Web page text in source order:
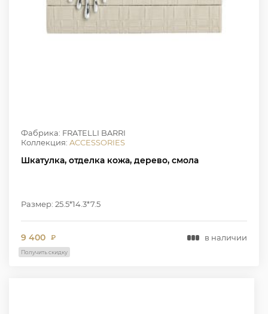
Фабрика: FRATELLI BARRI
Коллекция: ACCESSORIES
Шкатулка, отделка кожа, дерево, смола
Размер: 25.5*14.3*7.5
9 400 ₽ в наличии
Получить скидку